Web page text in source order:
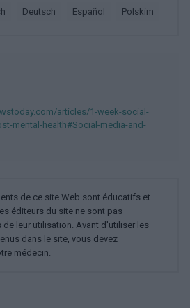
deutsch español polskim
articles/1-week-social-
mental-health#Social-media-and-
de ce site Web sont éducatifs et
éditeurs du site ne sont pas
leur utilisation. Avant d'utiliser les
dans le site, vous devez
médecin.